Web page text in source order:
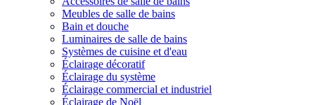
Meubles de salle de bains
Bain et douche
Luminaires de salle de bains
Systèmes de cuisine et d'eau
Éclairage décoratif
Éclairage du système
Éclairage commercial et industriel
Éclairage de Noël